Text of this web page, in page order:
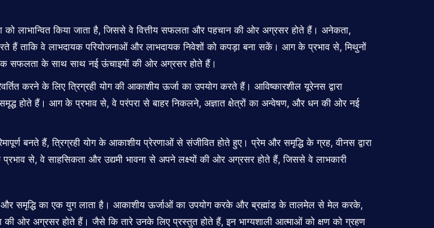
को लाभान्वित किया जाता है, जिससे वे वित्तीय सफलता और पहचान की ओर अग्रसर होते हैं। अनेकता,
हैं ताकि वे लाभदायक परियोजनाओं और लाभदायक निवेशों को कपड़ा बना सकें। आग के प्रभाव से, मिथुनों
सफलता के साथ साथ नई ऊंचाइयों की ओर अग्रसर होते हैं।
करने के लिए त्रिग्रही योग की आकाशीय ऊर्जा का उपयोग करते हैं। आविष्कारशील यूरेनस द्वारा
होते हैं। आग के प्रभाव से, वे परंपरा से बाहर निकलने, अज्ञात क्षेत्रों का अन्वेषण, और धन की ओर नई
बनते हैं, त्रिग्रही योग के आकाशीय प्रेरणाओं से संजीवित होते हुए। प्रेम और समृद्धि के ग्रह, वीनस द्वारा
से, वे साहसिकता और उद्यमी भावना से अपने लक्ष्यों की ओर अग्रसर होते हैं, जिससे वे लाभकारी
और समृद्धि का एक युग लाता है। आकाशीय ऊर्जाओं का उपयोग करके और ब्रह्मांड के तालमेल से मेल करके,
ओर अग्रसर होते हैं। जैसे कि तारे उनके लिए प्रस्तुत होते हैं, इन भाग्यशाली आत्माओं को क्षण को ग्रहण